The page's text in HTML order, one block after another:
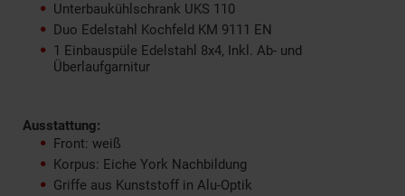
Unterbaukühlschrank UKS 110
Duo Edelstahl Kochfeld KM 9111 EN
1 Einbauspüle Edelstahl 8x4, Inkl. Ab- und
Überlaufgarnitur
Ausstattung:
Front: weiß
Korpus: Eiche York Nachbildung
Griffe aus Kunststoff in Alu-Optik